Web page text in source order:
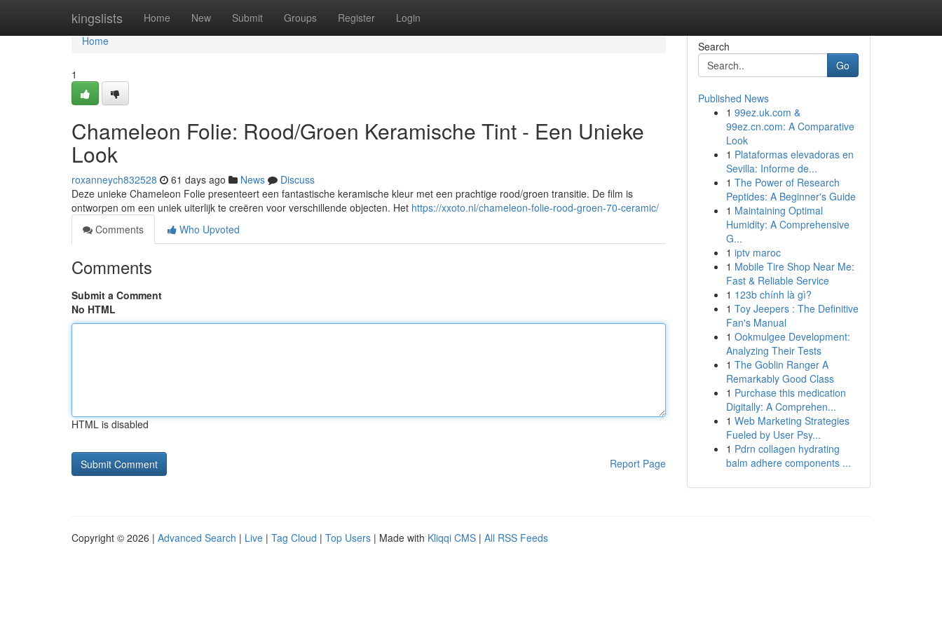
kingslists Home New Submit Groups Register Login
Home
Home
1
Chameleon Folie: Rood/Groen Keramische Tint - Een Unieke
Look
roxanneych832528 61 days ago News
Discuss
Deze unieke Chameleon Folie presenteert een fantastische keramische kleur met een prachtige rood/groen transitie. De film is
ontworpen om een uniek uiterlijk te creëren voor verschillende objecten. Het https://xxoto.nl/chameleon-folie-rood-groen-70-ceramic/
Comments
Who Upvoted
Comments
Submit a Comment
No HTML
HTML is disabled
Report Page
Search
Go
Published News
1 99ez.uk.com &
99ez.cn.com: A Comparative
Look
1 Plataformas elevadoras en
Sevilla: Informe de...
1 The Power of Research
Peptides: A Beginner's Guide
1 Maintaining Optimal
Humidity: A Comprehensive
G...
1 iptv maroc
1 Mobile Tire Shop Near Me:
Fast & Reliable Service
1 123b chính là gì?
1 Toy Jeepers : The Definitive
Fan's Manual
1 Ookmulgee Development:
Analyzing Their Tests
1 The Goblin Ranger A
Remarkably Good Class
1 Purchase this medication
Digitally: A Comprehen...
1 Web Marketing Strategies
Fueled by User Psy...
1 Pdrn collagen hydrating
balm adhere components ...
Copyright © 2026 | Advanced Search | Live | Tag Cloud | Top Users | Made with Kliqqi CMS | All RSS Feeds